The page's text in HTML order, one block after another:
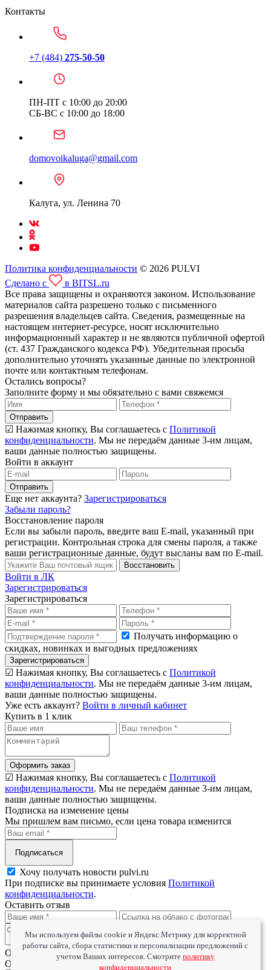
Контакты
+7 (484) 275-50-50
ПН-ПТ с 10:00 до 20:00
СБ-ВС с 10:00 до 18:00
domovoikaluga@gmail.com
Калуга, ул. Ленина 70
Политика конфиденциальности © 2026 PULVI
Сделано с
в BITSL.ru
Все права защищены и охраняются законом. Использование
материалов сайта разрешено только с письменного
разрешения владельцев сайта. Сведения, размещенные на
настоящем интернет-ресурсе, носят исключительно
информационный характер и не являются публичной офертой
(ст. 437 Гражданского кодекса РФ). Убедительная просьба
дополнительно уточнять указанные данные по электронной
почте или контактным телефонам.
Остались вопросы?
Заполните форму и мы обязательно с вами свяжемся
Отправить
☑ Нажимая кнопку, Вы соглашаетесь с Политикой
конфиденциальности. Мы не передаём данные 3-им лицам,
ваши данные полностью защищены.
Войти в аккаунт
Отправить
Еще нет аккаунта? Зарегистрироваться
Забыли пароль?
Восстановление пароля
Если вы забыли пароль, введите ваш E-mail, указанный при
регистрации. Контрольная строка для смены пароля, а также
ваши регистрационные данные, будут высланы вам по E-mail.
Восстановить
Войти в ЛК
Зарегистрироваться
Зарегистрироваться
Получать информацию о
скидках, новинках и выгодных предложениях
Зарегистрироваться
☑ Нажимая кнопку, Вы соглашаетесь с Политикой
конфиденциальности. Мы не передаём данные 3-им лицам,
ваши данные полностью защищены.
Уже есть аккаунт? Войти в личный кабинет
Купить в 1 клик
Оформить заказ
☑ Нажимая кнопку, Вы соглашаетесь с Политикой
конфиденциальности. Мы не передаём данные 3-им лицам,
ваши данные полностью защищены.
Подписка на изменение цены
Мы пришлем вам письмо, если цена товара изменится
Подписаться
Хочу получать новости pulvi.ru
При подписке вы принимаете условия Политикой
конфиденциальности.
Оставить отзыв
Оцените товар
Оцените сервис
Мы используем файлы cookie и Яндекс.Метрику для корректной
работы сайта, сбора статистики и персонализации предложений с
учетом Ваших интересов. Смотрите политику
конфиденциальности